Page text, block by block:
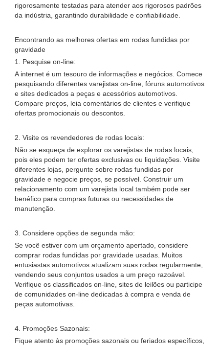
rigorosamente testadas para atender aos rigorosos padrões
da indústria, garantindo durabilidade e confiabilidade.
Encontrando as melhores ofertas em rodas fundidas por
gravidade
1. Pesquise on-line:
A internet é um tesouro de informações e negócios. Comece
pesquisando diferentes varejistas on-line, fóruns automotivos
e sites dedicados a peças e acessórios automotivos.
Compare preços, leia comentários de clientes e verifique
ofertas promocionais ou descontos.
2. Visite os revendedores de rodas locais:
Não se esqueça de explorar os varejistas de rodas locais,
pois eles podem ter ofertas exclusivas ou liquidações. Visite
diferentes lojas, pergunte sobre rodas fundidas por
gravidade e negocie preços, se possível. Construir um
relacionamento com um varejista local também pode ser
benéfico para compras futuras ou necessidades de
manutenção.
3. Considere opções de segunda mão:
Se você estiver com um orçamento apertado, considere
comprar rodas fundidas por gravidade usadas. Muitos
entusiastas automotivos atualizam suas rodas regularmente,
vendendo seus conjuntos usados ​​a um preço razoável.
Verifique os classificados on-line, sites de leilões ou participe
de comunidades on-line dedicadas à compra e venda de
peças automotivas.
4. Promoções Sazonais:
Fique atento às promoções sazonais ou feriados específicos,